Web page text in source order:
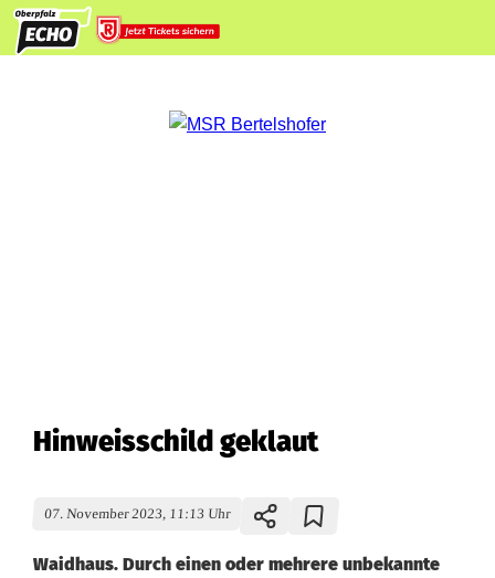
Hinweisschild geklaut
07. November 2023, 11:13 Uhr
Waidhaus. Durch einen oder mehrere unbekannte